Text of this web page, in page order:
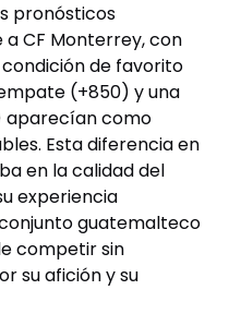
pronósticos
CF Monterrey, con
de favorito
(+850) y una
aparecían como
Esta diferencia en
en la calidad del
experiencia
guatemalteco
competir sin
su afición y su